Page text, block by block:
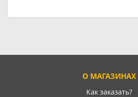
О МАГАЗИНАХ
Как заказать?